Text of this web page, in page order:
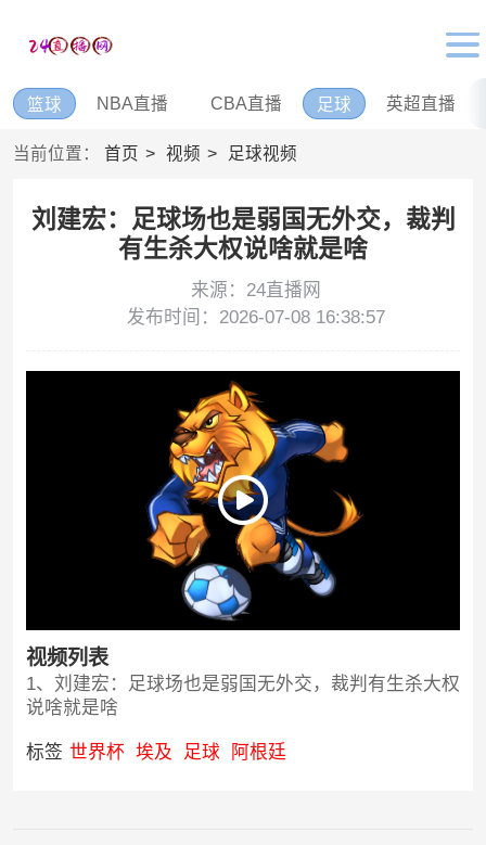
篮球 NBA直播 CBA直播 足球 英超直播
当前位置： 首页 视频 足球视频
刘建宏：足球场也是弱国无外交，裁判
有生杀大权说啥就是啥
来源：24直播网
发布时间：2026-07-08 16:38:57
视频列表
1、刘建宏：足球场也是弱国无外交，裁判有生杀大权
说啥就是啥
标签 世界杯 埃及 足球 阿根廷